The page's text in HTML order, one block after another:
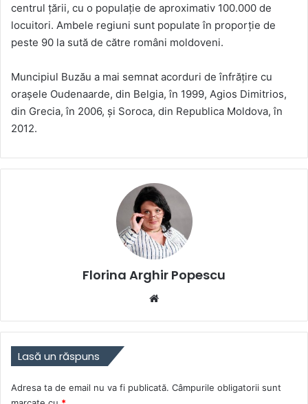
centrul țării, cu o populație de aproximativ 100.000 de
locuitori. Ambele regiuni sunt populate în proporție de
peste 90 la sută de către români moldoveni.
Muncipiul Buzău a mai semnat acorduri de înfrățire cu
orașele Oudenaarde, din Belgia, în 1999, Agios Dimitrios,
din Grecia, în 2006, și Soroca, din Republica Moldova, în
2012.
Florina Arghir Popescu
Lasă un răspuns
Adresa ta de email nu va fi publicată. Câmpurile obligatorii sunt